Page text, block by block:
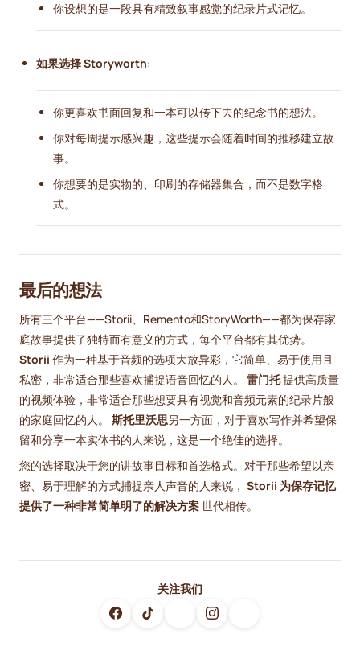
你设想的是一段具有精致叙事感觉的纪录片式记忆。
如果选择 Storyworth:
你更喜欢书面回复和一本可以传下去的纪念书的想法。
你对每周提示感兴趣，这些提示会随着时间的推移建立故
事。
你想要的是实物的、印刷的存储器集合，而不是数字格
式。
最后的想法
所有三个平台——Storii、Remento和StoryWorth——都为保存家
庭故事提供了独特而有意义的方式，每个平台都有其优势。
Storii 作为一种基于音频的选项大放异彩，它简单、易于使用且
私密，非常适合那些喜欢捕捉语音回忆的人。 雷门托提供高质量
的视频体验，非常适合那些想要具有视觉和音频元素的纪录片般
的家庭回忆的人。 斯托里沃思另一方面，对于喜欢写作并希望保
留和分享一本实体书的人来说，这是一个绝佳的选择。
您的选择取决于您的讲故事目标和首选格式。对于那些希望以亲
密、易于理解的方式捕捉亲人声音的人来说， Storii 为保存记忆
提供了一种非常简单明了的解决方案世代相传。
关注我们